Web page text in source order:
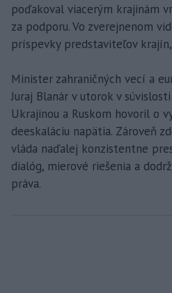
poďakoval viacerým krajinám
za podporu. Vo zverejnenom
príspevky predstaviteľov
Minister zahraničných vecí a
Juraj Blanár v utorok v
Ukrajinou a Ruskom hovoril o
deeskaláciu napätia. Zároveň
vláda naďalej konzistentne
dialóg, mierové riešenia a
práva.